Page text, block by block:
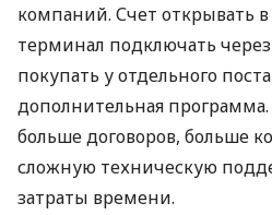
компаний. Счет открывать
терминал подключать
покупать у отдельного
дополнительная программа.
больше договоров, больше
сложную техническую
затраты времени.